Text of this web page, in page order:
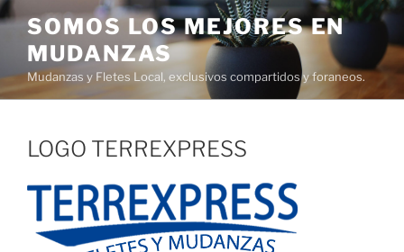
Ir
contenido
SOMOS LOS MEJORES EN
MUDANZAS
Mudanzas y Fletes Local, exclusivos compartidos y foraneos.
LOGO TERREXPRESS